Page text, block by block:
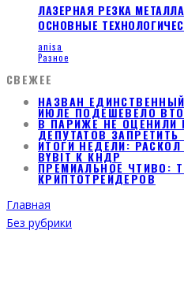
ЛАЗЕРНАЯ РЕЗКА
ОСНОВНЫЕ
anisa
Разное
СВЕЖЕЕ
НАЗВАН
ИЮЛЕ ПОДЕШЕВЕЛО
В ПАРИЖЕ НЕ ОЦЕНИЛИ
ДЕПУТАТОВ
ИТОГИ НЕДЕЛИ:
BYBIT К КНДР
ПРЕМИАЛЬНОЕ ЧТИВО:
КРИПТОТРЕЙДЕРОВ
Главная
Без рубрики